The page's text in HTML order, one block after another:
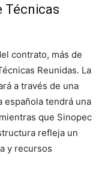
Técnicas
contrato, más de
Reunidas. La
a través de una
española tendrá una
que Sinopec
refleja un
y recursos